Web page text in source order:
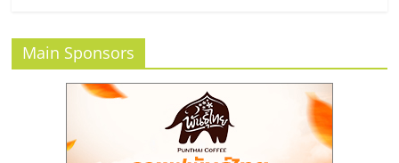
ไชส์,
Main Sponsors